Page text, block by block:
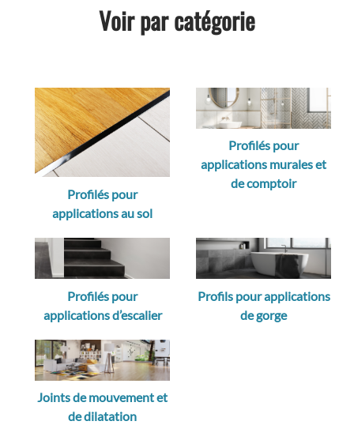
Voir par catégorie
Profilés pour
applications au sol
Profilés pour
applications murales et
de comptoir
Profilés pour
applications d’escalier
Profils pour applications
de gorge
Joints de mouvement et
de dilatation